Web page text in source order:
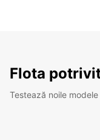
Flota
Testează noile modele